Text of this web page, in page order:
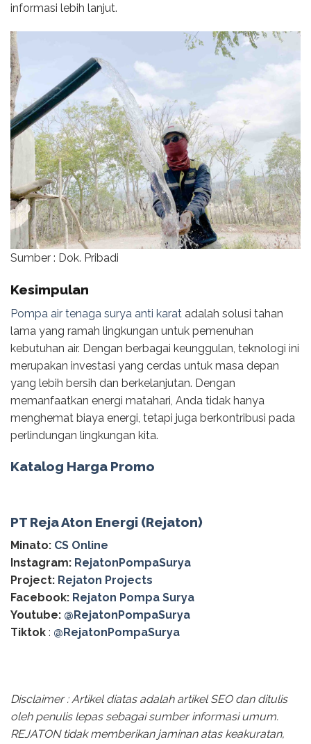
informasi lebih lanjut.
Sumber : Dok. Pribadi
Kesimpulan
Pompa air tenaga surya anti karat adalah solusi tahan
lama yang ramah lingkungan untuk pemenuhan
kebutuhan air. Dengan berbagai keunggulan, teknologi ini
merupakan investasi yang cerdas untuk masa depan
yang lebih bersih dan berkelanjutan. Dengan
memanfaatkan energi matahari, Anda tidak hanya
menghemat biaya energi, tetapi juga berkontribusi pada
perlindungan lingkungan kita.
Katalog Harga Promo
PT Reja Aton Energi (Rejaton)
Minato: CS Online
Instagram: RejatonPompaSurya
Project: Rejaton Projects
Facebook: Rejaton Pompa Surya
Youtube: @RejatonPompaSurya
Tiktok : @RejatonPompaSurya
Disclaimer : Artikel diatas adalah artikel SEO dan ditulis
oleh penulis lepas sebagai sumber informasi umum.
REJATON tidak memberikan jaminan atas keakuratan,